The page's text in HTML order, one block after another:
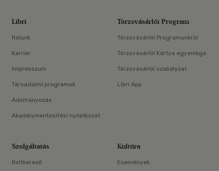
Libri
Rólunk
Karrier
Impresszum
Társadalmi programok
Adományozás
Akadálymentesítési nyilatkozat
Törzsvásárlói Program
Törzsvásárlói Programunkról
Törzsvásárlói Kártya egyenlege
Törzsvásárlói szabályzat
Libri App
Szolgáltatás
Boltkereső
Kultúra
Események